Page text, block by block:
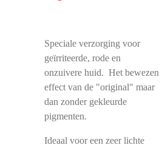
Speciale verzorging voor
geïrriteerde, rode en
onzuivere huid. Het bewezen
effect van de "original" maar
dan zonder gekleurde
pigmenten.
Ideaal voor een zeer lichte